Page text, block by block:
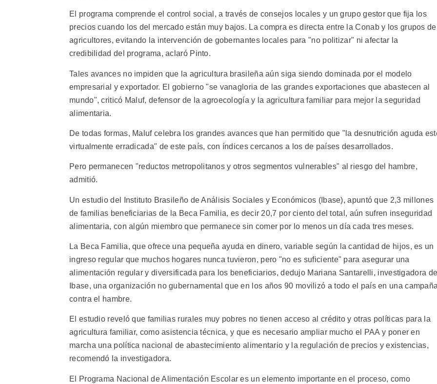
El programa comprende el control social, a través de consejos locales y un grupo gestor que fija los
precios cuando los del mercado están muy bajos. La compra es directa entre la Conab y los grupos de
agricultores, evitando la intervención de gobernantes locales para "no politizar" ni afectar la
credibilidad del programa, aclaró Pinto.
Tales avances no impiden que la agricultura brasileña aún siga siendo dominada por el modelo
empresarial y exportador. El gobierno "se vanagloria de las grandes exportaciones que abastecen al
mundo", criticó Maluf, defensor de la agroecología y la agricultura familiar para mejor la seguridad
alimentaria.
De todas formas, Maluf celebra los grandes avances que han permitido que "la desnutrición aguda
virtualmente erradicada" de este país, con índices cercanos a los de países desarrollados.
Pero permanecen "reductos metropolitanos y otros segmentos vulnerables" al riesgo del hambre,
admitió.
Un estudio del Instituto Brasileño de Análisis Sociales y Económicos (Ibase), apuntó que 2,3 millones
de familias beneficiarias de la Beca Familia, es decir 20,7 por ciento del total, aún sufren inseguridad
alimentaria, con algún miembro que permanece sin comer por lo menos un día cada tres meses.
La Beca Familia, que ofrece una pequeña ayuda en dinero, variable según la cantidad de hijos, es un
ingreso regular que muchos hogares nunca tuvieron, pero "no es suficiente" para asegurar una
alimentación regular y diversificada para los beneficiarios, dedujo Mariana Santarelli, investigadora
Ibase, una organización no gubernamental que en los años 90 movilizó a todo el país en una
contra el hambre.
El estudio reveló que familias rurales muy pobres no tienen acceso al crédito y otras políticas para la
agricultura familiar, como asistencia técnica, y que es necesario ampliar mucho el PAA y poner en
marcha una política nacional de abastecimiento alimentario y la regulación de precios y existencias,
recomendó la investigadora.
El Programa Nacional de Alimentación Escolar es un elemento importante en el proceso, como